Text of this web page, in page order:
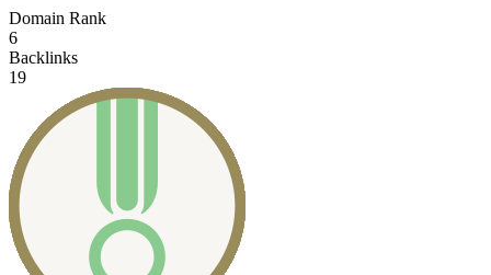
Domain Rank
6
Backlinks
19